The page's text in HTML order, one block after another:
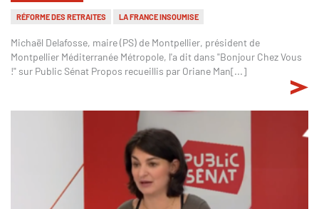
RÉFORME DES RETRAITES LA FRANCE INSOUMISE
Michaël Delafosse, maire (PS) de Montpellier, président de
Montpellier Méditerranée Métropole, l'a dit dans "Bonjour Chez Vous
!" sur Public Sénat Propos recueillis par Oriane Man[...]